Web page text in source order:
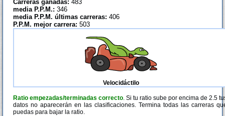
Carreras ganadas: 483
media P.P.M.: 346
media P.P.M. últimas carreras: 406
P.P.M. mejor carrera: 503
Velocidáctilo
Ratio empezadas/terminadas correcto. Si tu ratio sube por encima de 2.5
datos no aparecerán en las clasificaciones. Termina todas las carreras
puedas para bajar la ratio.